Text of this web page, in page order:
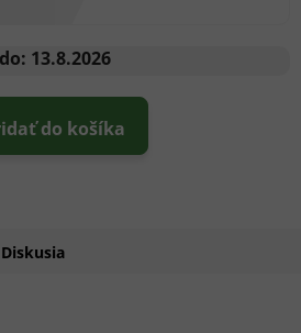
13.8.2026
do košíka
Diskusia